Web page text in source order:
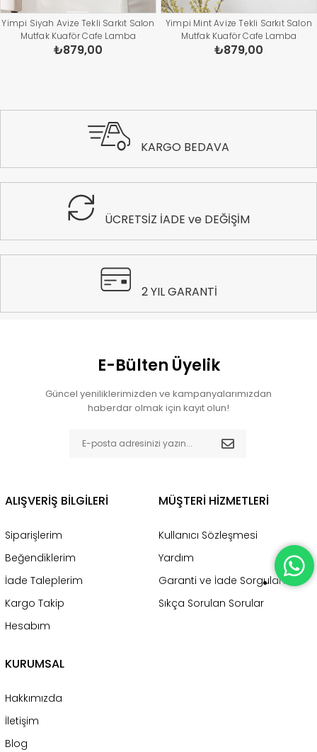
Yimpi Siyah Avize Tekli Sarkıt Salon
Mutfak Kuaför Cafe Lamba
Dekoratif Aydınlatma Pastane
₺879,00
Yimpi Mint Avize Tekli Sarkıt Salon
Mutfak Kuaför Cafe Lamba
Dekoratif Aydınlatma Pastane
₺879,00
KARGO BEDAVA
ÜCRETSİZ İADE ve DEĞİŞİM
2 YIL GARANTİ
E-Bülten Üyelik
Güncel yeniliklerimizden ve kampanyalarımızdan
haberdar olmak için kayıt olun!
ALIŞVERİŞ BİLGİLERİ
Siparişlerim
Beğendiklerim
İade Taleplerim
Kargo Takip
Hesabım
MÜŞTERİ HİZMETLERİ
Kullanıcı Sözleşmesi
Yardım
Garanti ve İade Sorgulama
Sıkça Sorulan Sorular
KURUMSAL
Hakkımızda
İletişim
Blog